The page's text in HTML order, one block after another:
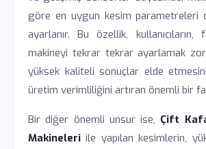
göre en uygun kesim parametreleri
ayarlanır. Bu özellik, kullanıcıların,
makineyi tekrar tekrar ayarlamak
yüksek kaliteli sonuçlar elde
üretim verimliliğini artıran önemli bir
Bir diğer önemli unsur ise, Çift
Makineleri ile yapılan kesimlerin,